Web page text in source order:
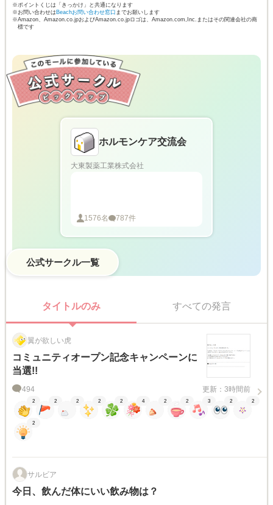
※ポイントくじは「きっかけ」と共通になります
※お問い合わせは Beachお問い合わせ窓口 までお願いします
※Amazon、Amazon.co.jpおよびAmazon.co.jpロゴは、Amazon.com,Inc.またはその関連会社の商
標です
ホルモンケア交流会
大東製薬工業株式会社
1576名 787件
公式サークル一覧
タイトルのみ すべての発言
翼が欲しい虎
コミュニティオープン記念キャンペーンに
当選!!
494 更新：3時間前
2 2 2 2 2 4 2 2 3 2 2
2
サルビア
今日、飲んだ体にいい飲み物は？